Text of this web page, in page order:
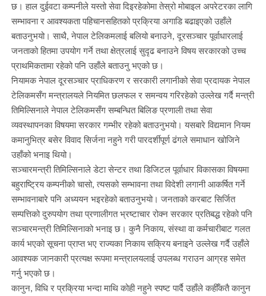
छ। हाल दुईवटा कम्पनीले यस्तो सेवा दिइरहेकोमा तेस्रो मोबाइल अपरेटरका लागि
सम्भावना र आवश्यकता पहिचानसहितको प्रक्रिया अगाडि बढाइएको उहाँले
बताउनुभयो। साथै, नेपाल टेलिकमलाई बलियो बनाउने, दूरसञ्चार पूर्वाधारलाई
जनताको हितमा उपयोग गर्ने तथा क्षेत्रलाई सुदृढ बनाउने विषय सरकारको उच्च
प्राथमिकतामा रहेको पनि उहाँले बताउनु भएको छ।
नियामक नेपाल दूरसञ्चार प्राधिकरण र सरकारी लगानीको सेवा प्रदायक नेपाल
टेलिकमसँग मन्त्रालयले नियमित छलफल र समन्वय गरिरहेको उल्लेख गर्दै मन्त्री
तिमिल्सिनाले नेपाल टेलिकमसँग सम्बन्धित बिलिङ प्रणाली तथा सेवा
व्यवस्थापनका विषयमा सरकार गम्भीर रहेको बताउनुभयो। यसबारे विद्यमान नियम
कमानुभित्र बसेर विवाद सिर्जना नहुने गरी पारदर्शीपूर्ण ढंगले समाधान खोजिने
उहाँको भनाइ थियो।
सञ्चारमन्त्री तिमिल्सिनाले डेटा सेन्टर तथा डिजिटल पूर्वाधार विकासका विषयमा
बहुराष्ट्रिय कम्पनीको चासो, त्यसको सम्भावना तथा विदेशी लगानी आकर्षित गर्ने
सम्भावनाबारे पनि अध्ययन भइरहेको बताउनुभयो। जनताको करबाट सिर्जित
सम्पत्तिको दुरुपयोग तथा प्रणालीगत भ्रष्टाचार रोक्न सरकार प्रतिबद्ध रहेको पनि
सञ्चारमन्त्री तिमिल्सिनाको भनाइ छ। कुनै निकाय, संस्था वा कर्मचारीबाट गलत
कार्य भएको सूचना प्राप्त भए राज्यका निकाय सक्रिय बनाइने उल्लेख गर्दै उहाँले
आवश्यक जानकारी प्रत्यक्ष रूपमा मन्त्रालयलाई उपलब्ध गराउन आग्रह समेत
गर्नु भएको छ।
कानुन, विधि र प्रक्रिया भन्दा माथि कोही नहुने स्पष्ट पार्दै उहाँले कहीँकतै कानुन